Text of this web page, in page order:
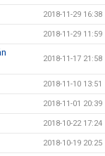
2018-11-29 16:38
2018-11-29 11:59
2018-11-17 21:58
2018-11-10 13:51
2018-11-01 20:39
2018-10-22 17:24
2018-10-19 20:25